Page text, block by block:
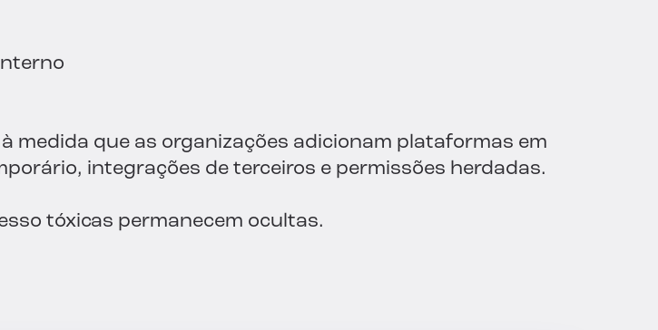
medida que as organizações adicionam plataformas em
integrações de terceiros e permissões herdadas.
tóxicas permanecem ocultas.